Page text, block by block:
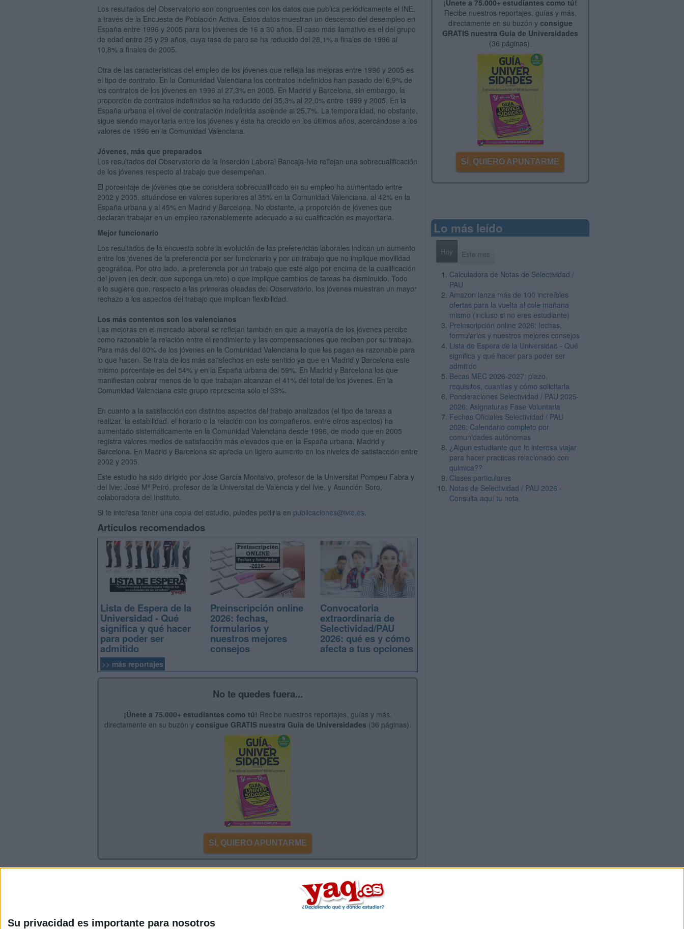
Su privacidad es importante para nosotros
Los resultados del Observatorio son congruentes con los datos que publica periódicamente el INE,
a través de la Encuesta de Población Activa. Estos datos muestran un descenso del desempleo en
España entre 1996 y 2005 para los jóvenes de 16 a 30 años. El caso más llamativo es el del grupo
de edad entre 25 y 29 años, cuya tasa de paro se ha reducido del 28,1% a finales de 1996 al
10,8% a finales de 2005.
Otra de las características del empleo de los jóvenes que refleja las mejoras entre 1996 y 2005 es
el tipo de contrato. En la Comunidad Valenciana los contratos indefinidos han pasado del 6,9% de
los contratos de los jóvenes en 1996 al 27,3% en 2005. En Madrid y Barcelona, sin embargo, la
proporción de contratos indefinidos se ha reducido del 35,3% al 22,0% entre 1999 y 2005. En la
España urbana el nivel de contratación indefinida asciende al 25,7%. La temporalidad, no obstante,
sigue siendo mayoritaria entre los jóvenes y ésta ha crecido en los últimos años, acercándose a los
valores de 1996 en la Comunidad Valenciana.
Jóvenes, más que preparados
Los resultados del Observatorio de la Inserción Laboral Bancaja-Ivie reflejan una sobrecualificación
de los jóvenes respecto al trabajo que desempeñan.
El porcentaje de jóvenes que se considera sobrecualificado en su empleo ha aumentado entre
2002 y 2005, situándose en valores superiores al 35% en la Comunidad Valenciana, al 42% en la
España urbana y al 45% en Madrid y Barcelona. No obstante, la proporción de jóvenes que
declaran trabajar en un empleo razonablemente adecuado a su cualificación es mayoritaria.
Mejor funcionario
Los resultados de la encuesta sobre la evolución de las preferencias laborales indican un aumento
entre los jóvenes de la preferencia por ser funcionario y por un trabajo que no implique movilidad
geográfica. Por otro lado, la preferencia por un trabajo que esté algo por encima de la cualificación
del joven (es decir, que suponga un reto) o que implique cambios de tareas ha disminuido. Todo
ello sugiere que, respecto a las primeras oleadas del Observatorio, los jóvenes muestran un mayor
rechazo a los aspectos del trabajo que implican flexibilidad.
Los más contentos son los valencianos
Las mejoras en el mercado laboral se reflejan también en que la mayoría de los jóvenes percibe
como razonable la relación entre el rendimiento y las compensaciones que reciben por su trabajo.
Para más del 60% de los jóvenes en la Comunidad Valenciana lo que les pagan es razonable para
lo que hacen. Se trata de los más satisfechos en este sentido ya que en Madrid y Barcelona este
mismo porcentaje es del 54% y en la España urbana del 59%. En Madrid y Barcelona los que
manifiestan cobrar menos de lo que trabajan alcanzan el 41% del total de los jóvenes. En la
Comunidad Valenciana este grupo representa sólo el 33%.
En cuanto a la satisfacción con distintos aspectos del trabajo analizados (el tipo de tareas a
realizar, la estabilidad, el horario o la relación con los compañeros, entre otros aspectos) ha
aumentado sistemáticamente en la Comunidad Valenciana desde 1996, de modo que en 2005
registra valores medios de satisfacción más elevados que en la España urbana, Madrid y
Barcelona. En Madrid y Barcelona se aprecia un ligero aumento en los niveles de satisfacción entre
2002 y 2005.
Este estudio ha sido dirigido por José García Montalvo, profesor de la Universitat Pompeu Fabra y
del Ivie; José Mª Peiró, profesor de la Universitat de València y del Ivie, y Asunción Soro,
colaboradora del Instituto.
Si te interesa tener una copia del estudio, puedes pedirla en publicaciones@ivie.es.
Artículos recomendados
Lista de Espera de la
Universidad - Qué
significa y qué hacer
para poder ser
admitido
Preinscripción online
2026: fechas,
formularios y
nuestros mejores
consejos
Convocatoria
extraordinaria de
Selectividad/PAU
2026: qué es y cómo
afecta a tus opciones
>> más reportajes
No te quedes fuera...
¡Únete a 75.000+ estudiantes como tú! Recibe nuestros reportajes, guías y más,
directamente en su buzón y consigue GRATIS nuestra Guía de Universidades (36 páginas).
SÍ, QUIERO APUNTARME
Inicia sesiónoregístratepara enviar comentarios
¡Únete a 75.000+ estudiantes como tú!
Recibe nuestros reportajes, guías y más,
directamente en su buzón y consigue
GRATIS nuestra Guía de Universidades
(36 páginas).
SÍ, QUIERO APUNTARME
Lo más leído
Hoy Este mes
Calculadora de Notas de Selectividad /
PAU
Amazon lanza más de 100 increíbles
ofertas para la vuelta al cole mañana
mismo (incluso si no eres estudiante)
Preinscripción online 2026: fechas,
formularios y nuestros mejores consejos
Lista de Espera de la Universidad - Qué
significa y qué hacer para poder ser
admitido
Becas MEC 2026-2027: plazo,
requisitos, cuantías y cómo solicitarla
Ponderaciones Selectividad / PAU 2025-
2026: Asignaturas Fase Voluntaria
Fechas Oficiales Selectividad / PAU
2026: Calendario completo por
comunidades autónomas
¿Algun estudiante que le interesa viajar
para hacer practicas relacionado con
quimica??
Clases particulares
Notas de Selectividad / PAU 2026 -
Consulta aquí tu nota